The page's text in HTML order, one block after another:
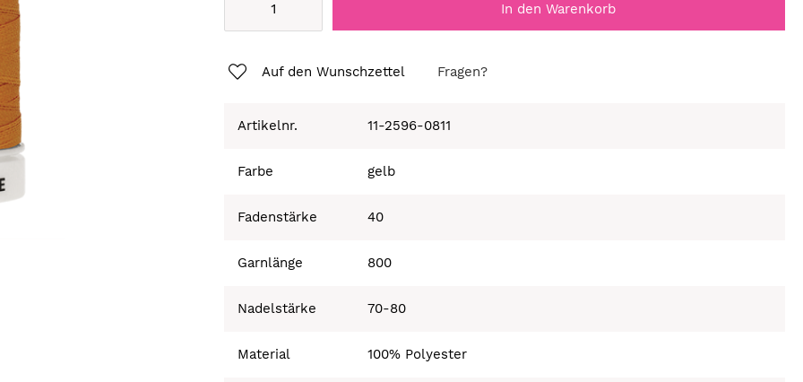
In den Warenkorb
Auf den Wunschzettel Fragen?
Artikelnr. 11-2596-0811
Farbe gelb
Fadenstärke 40
Garnlänge 800
Nadelstärke 70-80
Material 100% Polyester